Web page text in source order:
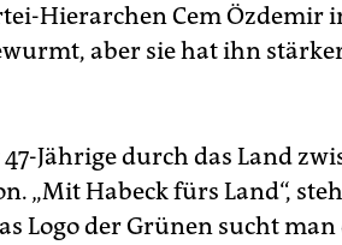
Hierarchen Cem Özdemir
aber sie hat ihn
Jährige durch das Land
„Mit Habeck fürs Land“,
Logo der Grünen sucht